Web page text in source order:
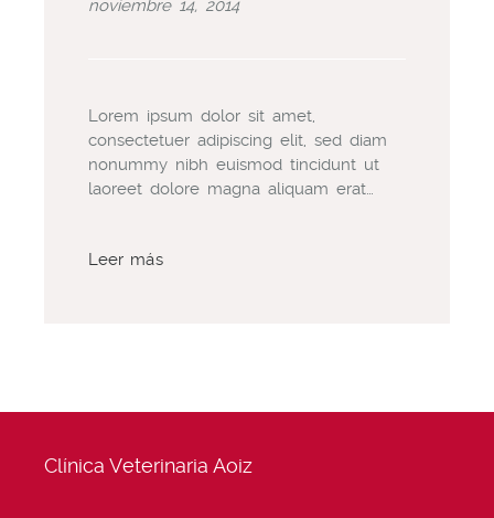
noviembre 14, 2014
Lorem ipsum dolor sit amet,
consectetuer adipiscing elit, sed diam
nonummy nibh euismod tincidunt ut
laoreet dolore magna aliquam erat…
Leer más
Clínica Veterinaria Aoiz